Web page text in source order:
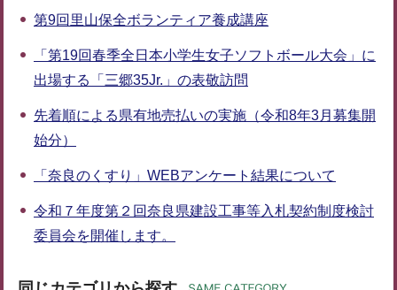
第9回里山保全ボランティア養成講座
「第19回春季全日本小学生女子ソフトボール大会」に
出場する「三郷35Jr.」の表敬訪問
先着順による県有地売払いの実施（令和8年3月募集開
始分）
「奈良のくすり」WEBアンケート結果について
令和７年度第２回奈良県建設工事等入札契約制度検討
委員会を開催します。